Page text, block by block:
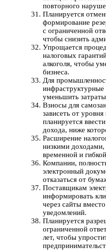
повторного
Планируется
формирование
с ограниченной
чтобы снизить
Упрощается
налоговых
алкоголя, чтобы
бизнеса.
Для
уменьшить
Взносы для
зависеть от
планируется
дохода, ниже
Расширение
низкими
временной и
Компании,
электронный
отказаться от
Поставщикам
информировать
через сайты
уведомлений.
Планируется
ограниченной
лет, чтобы